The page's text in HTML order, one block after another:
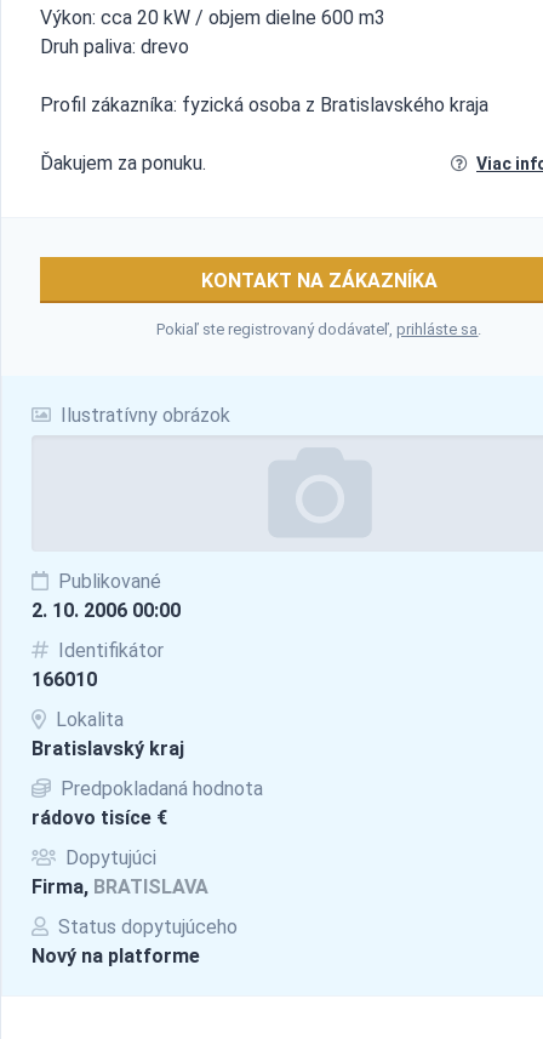
Ilustratívny obrázok
Publikované
2. 10. 2006 00:00
Identifikátor
166010
Lokalita
Bratislavský kraj
Predpokladaná hodnota
rádovo tisíce €
Dopytujúci
Firma, BRATISLAVA
Status dopytujúceho
Nový na platforme
Výkon: cca 20 kW / objem dielne 600 m3
Druh paliva: drevo
Profil zákazníka: fyzická osoba z Bratislavského kraja
Ďakujem za ponuku. Viac
KONTAKT NA ZÁKAZNÍKA
Pokiaľ ste registrovaný dodávateľ,prihláste sa.